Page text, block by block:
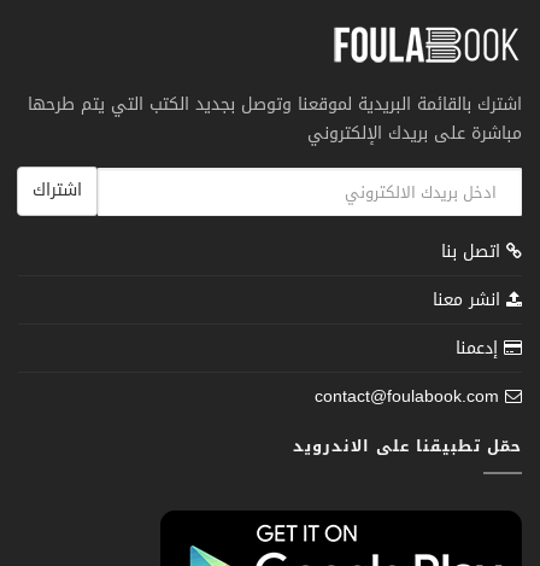
اشترك بالقائمة البريدية لموقعنا وتوصل بجديد الكتب التي يتم طرحها
مباشرة على بريدك الإلكتروني
اشتراك
اتصل بنا
انشر معنا
إدعمنا
contact@foulabook.com
حمّل تطبيقنا على الاندرويد